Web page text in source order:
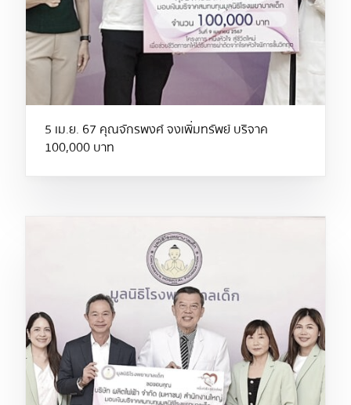
5 เม.ย. 67 คุณจักรพงศ์ จงเพิ่มทรัพย์ บริจาค
100,000 บาท